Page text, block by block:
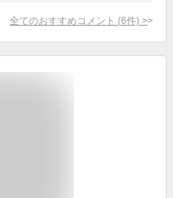
全てのおすすめコメント (6件) >